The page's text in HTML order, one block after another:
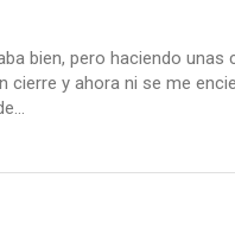
bien, pero haciendo unas
cierre y ahora ni se me